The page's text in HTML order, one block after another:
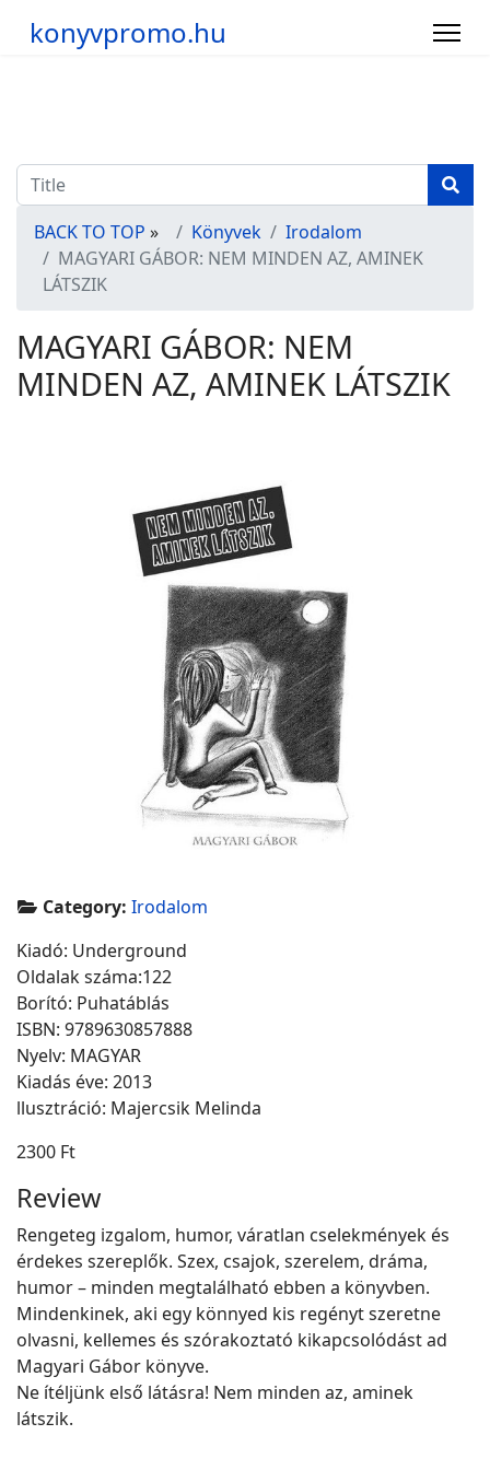
konyvpromo.hu
BACK TO TOP » Könyvek
Irodalom
MAGYARI GÁBOR: NEM MINDEN AZ, AMINEK
LÁTSZIK
MAGYARI GÁBOR: NEM
MINDEN AZ, AMINEK LÁTSZIK
Category: Irodalom
Kiadó: Underground
Oldalak száma:122
Borító: Puhatáblás
ISBN: 9789630857888
Nyelv: MAGYAR
Kiadás éve: 2013
llusztráció: Majercsik Melinda
2300 Ft
Review
Rengeteg izgalom, humor, váratlan cselekmények és
érdekes szereplők. Szex, csajok, szerelem, dráma,
humor – minden megtalálható ebben a könyvben.
Mindenkinek, aki egy könnyed kis regényt szeretne
olvasni, kellemes és szórakoztató kikapcsolódást ad
Magyari Gábor könyve.
Ne ítéljünk első látásra! Nem minden az, aminek
látszik.